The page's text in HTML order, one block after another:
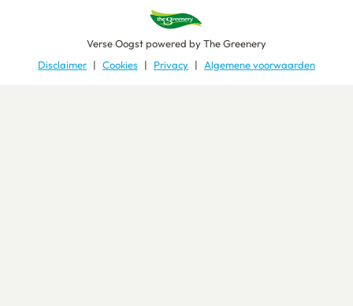
Verse Oogstpowered byThe Greenery
Disclaimer
Cookies Privacy Algemene voorwaarden